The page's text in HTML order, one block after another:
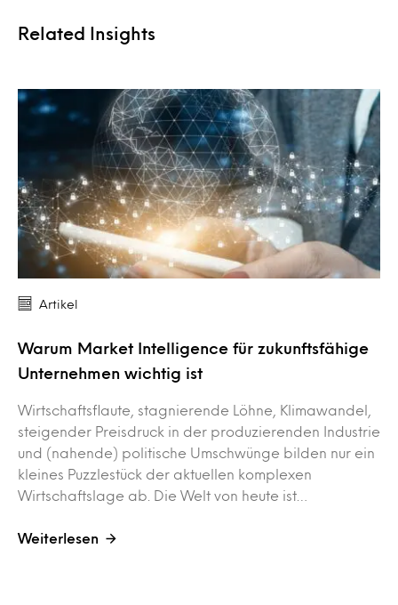
Related Insights
Artikel
Warum Market Intelligence für zukunftsfähige
Unternehmen wichtig ist
Wirtschaftsflaute, stagnierende Löhne, Klimawandel,
steigender Preisdruck in der produzierenden Industrie
und (nahende) politische Umschwünge bilden nur ein
kleines Puzzlestück der aktuellen komplexen
Wirtschaftslage ab. Die Welt von heute ist…
Weiterlesen